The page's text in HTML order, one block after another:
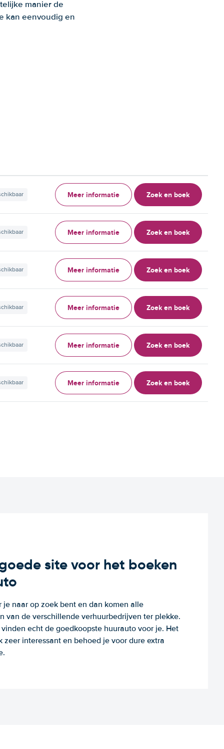
manier de
kan eenvoudig en
Meer informatie Zoek en boek
Meer informatie Zoek en boek
Meer informatie Zoek en boek
Meer informatie Zoek en boek
Meer informatie Zoek en boek
Meer informatie Zoek en boek
site voor het boeken
naar op zoek bent en dan komen alle
van de verschillende verhuurbedrijven ter plekke.
echt de goedkoopste huurauto voor je. Het
zeer interessant en behoed je voor dure extra